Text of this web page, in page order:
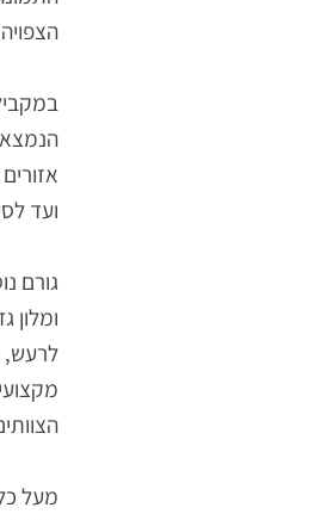
שהמכולה
התמונה
הצפויה על
במקביל,
הנמצאים
ועד
גורם
ומלון
לרעש,
הצוותים